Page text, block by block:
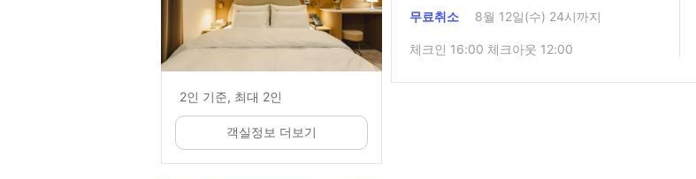
2인 기준, 최대 2인
객실정보 더보기
무료취소 8월 12일(수) 24시까지
체크인 16:00 체크아웃 12:00